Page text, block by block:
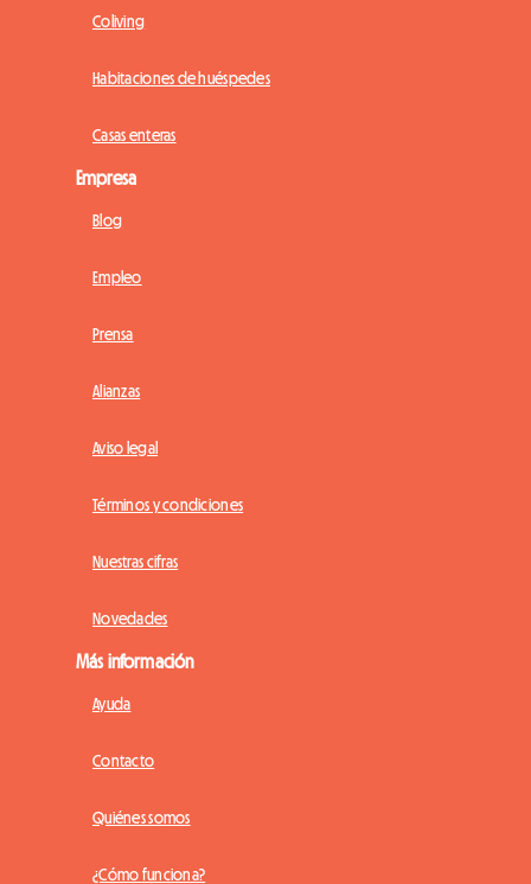
Coliving
Habitaciones de huéspedes
Casas enteras
Empresa
Blog
Empleo
Prensa
Alianzas
Aviso legal
Términos y condiciones
Nuestras cifras
Novedades
Más información
Ayuda
Contacto
Quiénes somos
¿Cómo funciona?